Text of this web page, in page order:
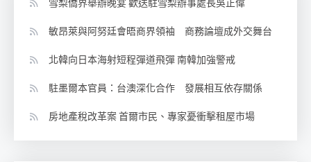
雪梨僑界舉辦晚宴 歡送駐雪梨辦事處長吳正偉
敏昂萊與阿努廷會晤商界領袖 商務論壇成外交舞台
北韓向日本海射短程彈道飛彈 南韓加強警戒
駐墨爾本官員：台澳深化合作 發展相互依存關係
房地產稅改革案 首爾市民、專家憂衝擊租屋市場